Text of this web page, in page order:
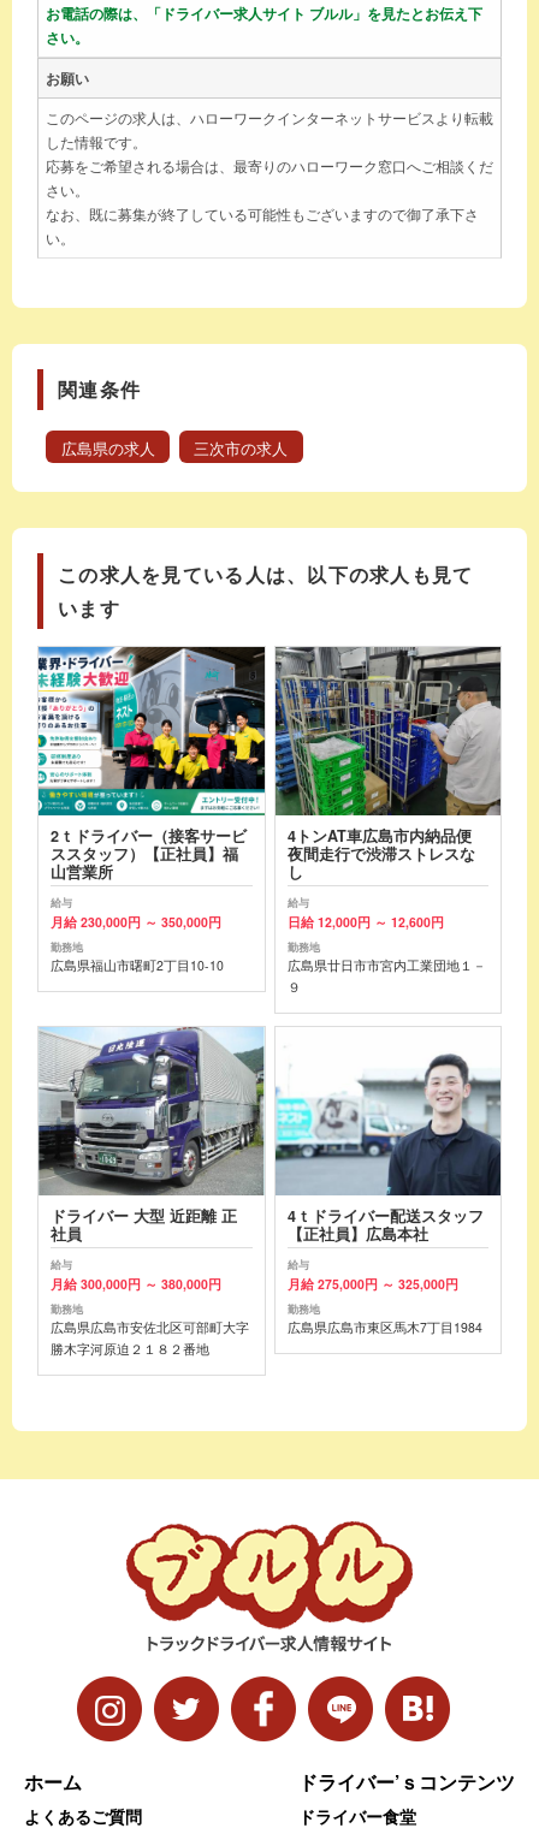
お電話の際は、「ドライバー求人サイト ブルル」を見たとお伝え下
さい。
お願い
このページの求人は、ハローワークインターネットサービスより転載
した情報です。
応募をご希望される場合は、最寄りのハローワーク窓口へご相談くだ
さい。
なお、既に募集が終了している可能性もございますので御了承下さ
い。
関連条件
広島県の求人 三次市の求人
この求人を見ている人は、以下の求人も見て
います
2ｔドライバー（接客サービ
ススタッフ）【正社員】福
山営業所
給与
月給 230,000円 ～ 350,000円
勤務地
広島県福山市曙町2丁目10-10
4トンAT車広島市内納品便
夜間走行で渋滞ストレスな
し
給与
日給 12,000円 ～ 12,600円
勤務地
広島県廿日市市宮内工業団地１－
９
ドライバー 大型 近距離 正
社員
給与
月給 300,000円 ～ 380,000円
勤務地
広島県広島市安佐北区可部町大字
勝木字河原迫２１８２番地
4ｔドライバー配送スタッフ
【正社員】広島本社
給与
月給 275,000円 ～ 325,000円
勤務地
広島県広島市東区馬木7丁目1984
ホーム
よくあるご質問
ドライバー’ｓコンテンツ
ドライバー食堂